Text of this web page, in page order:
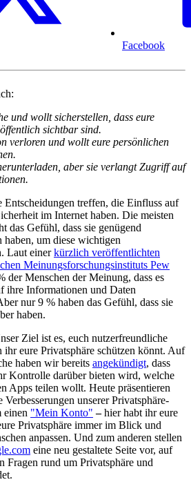
Facebook
und wollt sicherstellen, dass eure
sichtbar sind.
verloren und wollt eure persönlichen
aber sie verlangt Zugriff auf
Entscheidungen treffen, die Einfluss auf
im Internet haben. Die meisten
das Gefühl, dass sie genügend
um diese wichtigen
Laut einerkürzlich veröffentlichten
Meinungsforschungsinstituts Pew
der Menschen der Meinung, dass es
ihre Informationen und Daten
nur 9 % haben das Gefühl, dass sie
haben.
Ziel ist es, euch nutzerfreundliche
ihr eure Privatsphäre schützen könnt. Auf
haben wir bereits angekündigt, dass
Kontrolle darüber bieten wird, welche
Apps teilen wollt. Heute präsentieren
unserer Privatsphäre-
einen "Mein Konto" ‒hier habt ihr eure
Privatsphäre immer im Blick und
anpassen. Und zum anderen stellen
eine neu gestaltete Seite vor, auf
Fragen rund um Privatsphäre und